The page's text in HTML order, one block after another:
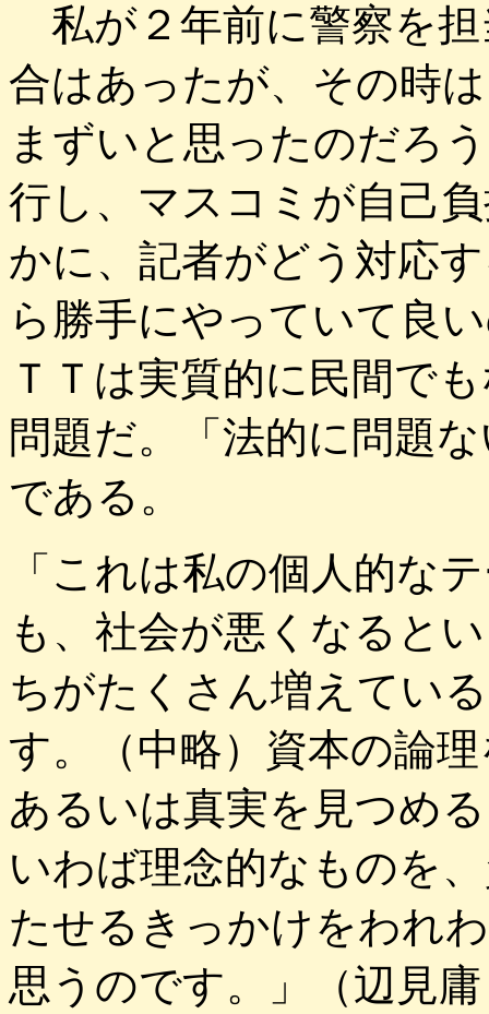
私が２年前に警察を
合はあったが、その時
まずいと思ったのだろ
行し、マスコミが自己
かに、記者がどう対応
ら勝手にやっていて良
ＴＴは実質的に民間で
問題だ。「法的に問題
である。
「これは私の個人的な
も、社会が悪くなると
ちがたくさん増えてい
す。（中略）資本の論
あるいは真実を見つめ
いわば理念的なものを
たせるきっかけをわれ
思うのです。」（辺見